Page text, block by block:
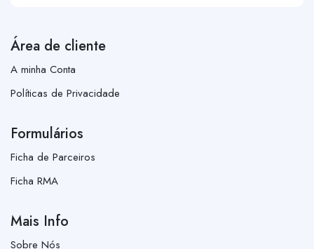
Área de cliente
A minha Conta
Políticas de Privacidade
Formulários
Ficha de Parceiros
Ficha RMA
Mais Info
Sobre Nós